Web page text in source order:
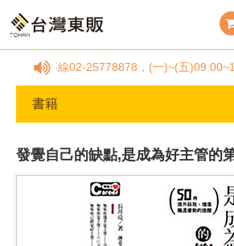
服專線02-25778878，(一)~(五
書籍
發覺自己的缺點,是成為好主管的